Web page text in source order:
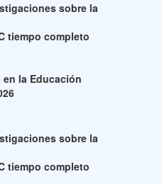
sobre la
tiempo completo
la Educación
sobre la
tiempo completo